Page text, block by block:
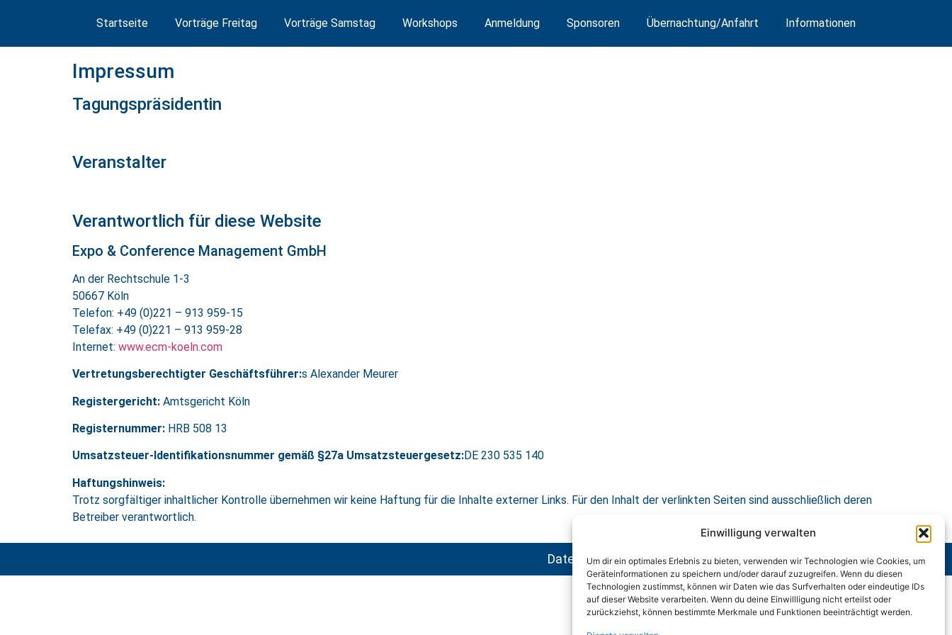
Einwilligung verwalten
Um dir ein optimales Erlebnis zu bieten, verwenden wir Technologien wie Cookies, um
Geräteinformationen zu speichern und/oder darauf zuzugreifen. Wenn du diesen
Technologien zustimmst, können wir Daten wie das Surfverhalten oder eindeutige IDs
auf dieser Website verarbeiten. Wenn du deine Einwillligung nicht erteilst oder
zurückziehst, können bestimmte Merkmale und Funktionen beeinträchtigt werden.
Startseite Vorträge Freitag Vorträge Samstag Workshops Anmeldung Sponsoren Übernachtung/Anfahrt Informationen
Impressum
Tagungspräsidentin
Veranstalter
Verantwortlich für diese Website
Expo & Conference Management GmbH
An der Rechtschule 1-3
50667 Köln
Telefon: +49 (0)221 – 913 959-15
Telefax: +49 (0)221 – 913 959-28
Internet: www.ecm-koeln.com
Vertretungsberechtigter Geschäftsführer:s Alexander Meurer
Registergericht: Amtsgericht Köln
Registernummer: HRB 508 13
Umsatzsteuer-Identifikationsnummer gemäß §27a Umsatzsteuergesetz:DE 230 535 140
Haftungshinweis:
Trotz sorgfältiger inhaltlicher Kontrolle übernehmen wir keine Haftung für die Inhalte externer Links. Für den Inhalt der verlinkten Seiten sind ausschließlich deren
Betreiber verantwortlich.
Datenschutz Impressum Cookie-Richtlinie (EU)